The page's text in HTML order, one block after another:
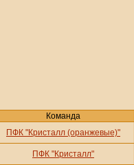
Команда
ПФК "Кристалл (оранжевые)"
ПФК "Кристалл"